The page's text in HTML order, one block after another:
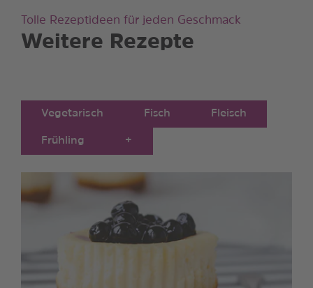
Weitere Rezepte
Tolle Rezeptideen für jeden Geschmack
Vegetarisch Fisch Fleisch
Frühling +